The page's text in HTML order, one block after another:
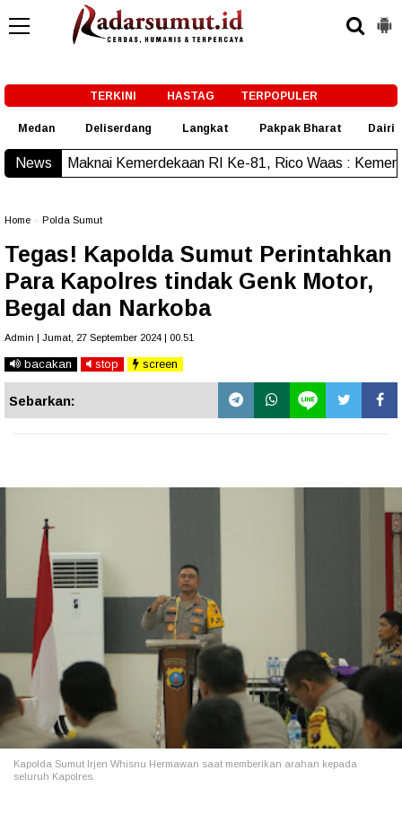
TERKINI HASTAG TERPOPULER
Medan Deliserdang Langkat Pakpak Bharat Dairi
News
Kemerdekaan RI Ke-81, Rico Waas : Kemerdekaan Harus
Home Polda Sumut
Tegas! Kapolda Sumut Perintahkan
Para Kapolres tindak Genk Motor,
Begal dan Narkoba
Admin | Jumat, 27 September 2024 | 00.51
bacakan stop screen
Sebarkan:
Kapolda Sumut Irjen Whisnu Hermawan saat memberikan arahan kepada
seluruh Kapolres.